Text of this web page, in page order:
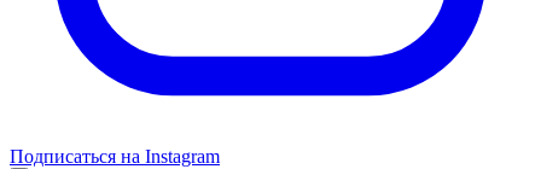
Подписаться на Instagram